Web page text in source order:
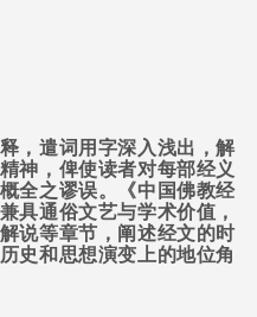
，遣词用字深入浅出，解
神，俾使读者对每部经义
全之谬误。《中国佛教经
具通俗文艺与学术价值，
说等章节，阐述经文的时
史和思想演变上的地位角